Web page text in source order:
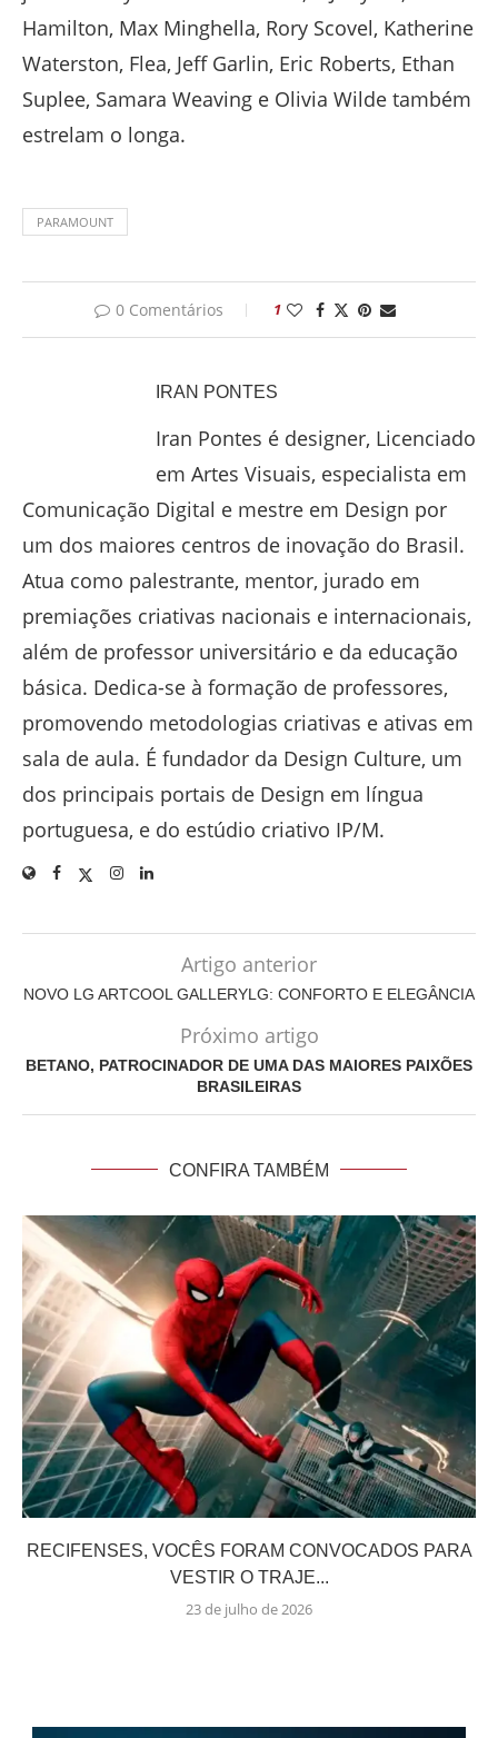
Hamilton, Max Minghella, Rory Scovel, Katherine
Waterston, Flea, Jeff Garlin, Eric Roberts, Ethan
Suplee, Samara Weaving e Olivia Wilde também
estrelam o longa.
PARAMOUNT
0 Comentários 1
IRAN PONTES
Iran Pontes é designer, Licenciado
em Artes Visuais, especialista em
Comunicação Digital e mestre em Design por
um dos maiores centros de inovação do Brasil.
Atua como palestrante, mentor, jurado em
premiações criativas nacionais e internacionais,
além de professor universitário e da educação
básica. Dedica-se à formação de professores,
promovendo metodologias criativas e ativas em
sala de aula. É fundador da Design Culture, um
dos principais portais de Design em língua
portuguesa, e do estúdio criativo IP/M.
Artigo anterior
NOVO LG ARTCOOL GALLERYLG: CONFORTO E ELEGÂNCIA
Próximo artigo
BETANO, PATROCINADOR DE UMA DAS MAIORES PAIXÕES
BRASILEIRAS
CONFIRA TAMBÉM
RECIFENSES, VOCÊS FORAM CONVOCADOS PARA
VESTIR O TRAJE...
23 de julho de 2026